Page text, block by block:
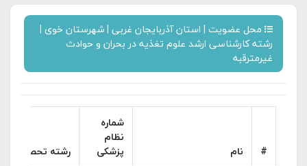
محل عضویت | استان آذربایجان غربی | شهرستان خوی |
رشته کارشناسی ارشد علوم تغذیه در بحران و حوادث
غیرمترقبه
# نام
شماره
نظام
پزشکی
رشته تحصیلی